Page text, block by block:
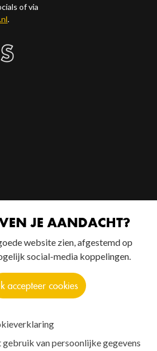
of via
.
© 2026 SANTOS
JE AANDACHT?
website zien, afgestemd op
social-media koppelingen.
accepteer cookies
gebruik van persoonlijke gegevens